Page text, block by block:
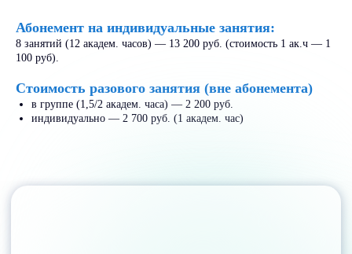
Абонемент на индивидуальные занятия:
8 занятий (12 академ. часов) — 13 200 руб. (стоимость 1 ак.ч — 1
100 руб).
Стоимость разового занятия (вне абонемента)
в группе (1,5/2 академ. часа) — 2 200 руб.
индивидуально — 2 700 руб. (1 академ. час)
поэтому можно вернуть до 13%
от стоимости обучения.
- 100%
Узнать как